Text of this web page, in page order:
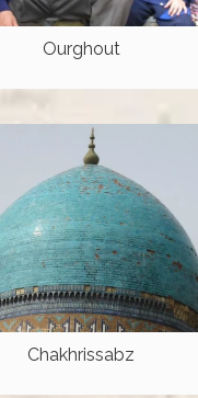
Ourghout
Chakhrissabz